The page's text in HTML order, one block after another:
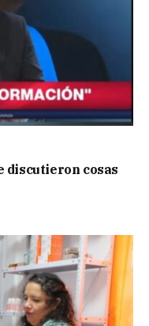
discutieron cosas